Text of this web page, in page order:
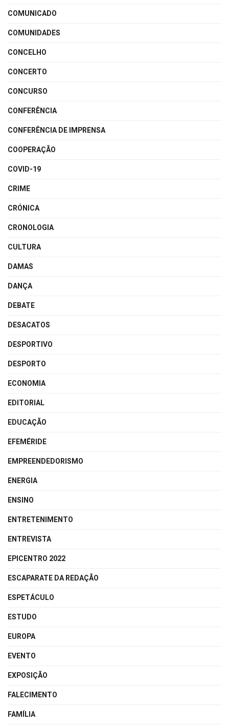
COMUNICADO
COMUNIDADES
CONCELHO
CONCERTO
CONCURSO
CONFERÊNCIA
CONFERÊNCIA DE IMPRENSA
COOPERAÇÃO
COVID-19
CRIME
CRÓNICA
CRONOLOGIA
CULTURA
DAMAS
DANÇA
DEBATE
DESACATOS
DESPORTIVO
DESPORTO
ECONOMIA
EDITORIAL
EDUCAÇÃO
EFEMÉRIDE
EMPREENDEDORISMO
ENERGIA
ENSINO
ENTRETENIMENTO
ENTREVISTA
EPICENTRO 2022
ESCAPARATE DA REDAÇÃO
ESPETÁCULO
ESTUDO
EUROPA
EVENTO
EXPOSIÇÃO
FALECIMENTO
FAMÍLIA